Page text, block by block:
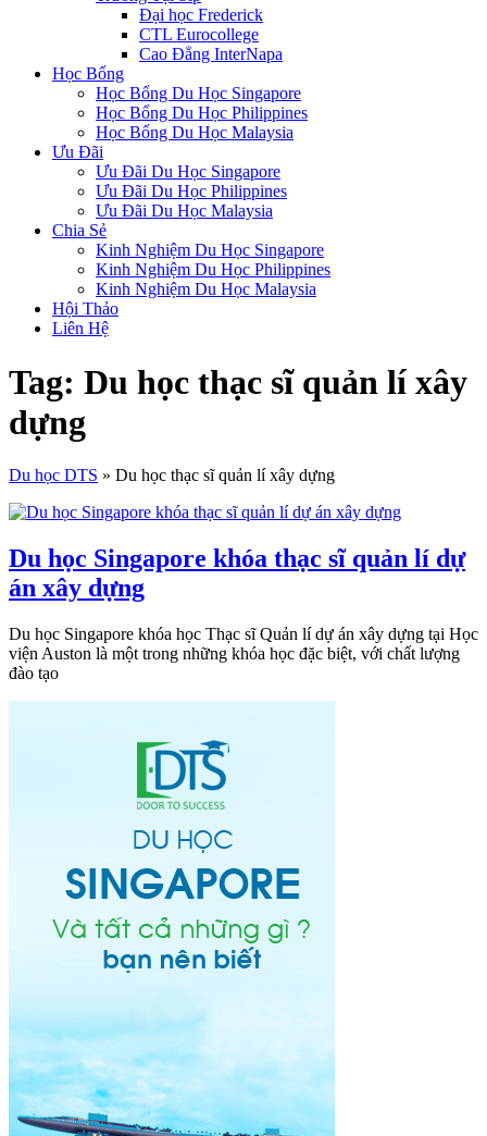
Đại học Frederick
CTL Eurocollege
Cao Đẳng InterNapa
Học Bổng
Học Bổng Du Học Singapore
Học Bổng Du Học Philippines
Học Bổng Du Học Malaysia
Ưu Đãi
Ưu Đãi Du Học Singapore
Ưu Đãi Du Học Philippines
Ưu Đãi Du Học Malaysia
Chia Sẻ
Kinh Nghiệm Du Học Singapore
Kinh Nghiệm Du Học Philippines
Kinh Nghiệm Du Học Malaysia
Hội Thảo
Liên Hệ
Tag: Du học thạc sĩ quản lí xây
dựng
Du học DTS » Du học thạc sĩ quản lí xây dựng
Du học Singapore khóa thạc sĩ quản lí dự
án xây dựng
Du học Singapore khóa học Thạc sĩ Quản lí dự án xây dựng tại Học
viện Auston là một trong những khóa học đặc biệt, với chất lượng
đào tạo